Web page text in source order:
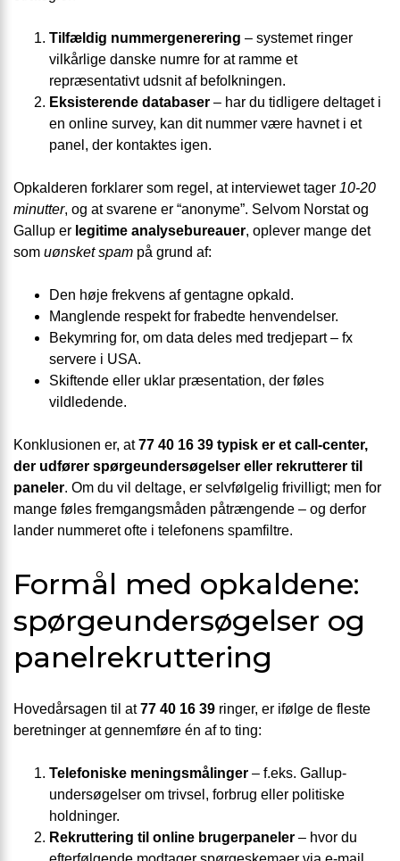
Tilfældig nummergenerering – systemet ringer
vilkårlige danske numre for at ramme et
repræsentativt udsnit af befolkningen.
Eksisterende databaser – har du tidligere deltaget i
en online survey, kan dit nummer være havnet i et
panel, der kontaktes igen.
Opkalderen forklarer som regel, at interviewet tager 10-20
minutter, og at svarene er “anonyme”. Selvom Norstat og
Gallup er legitime analysebureauer, oplever mange det
som uønsket spam på grund af:
Den høje frekvens af gentagne opkald.
Manglende respekt for frabedte henvendelser.
Bekymring for, om data deles med tredjepart – fx
servere i USA.
Skiftende eller uklar præsentation, der føles
vildledende.
Konklusionen er, at77 40 16 39 typisk er et call-center,
der udfører spørgeundersøgelser eller rekrutterer til
paneler. Om du vil deltage, er selvfølgelig frivilligt; men for
mange føles fremgangsmåden påtrængende – og derfor
lander nummeret ofte i telefonens spamfiltre.
Formål med opkaldene:
spørgeundersøgelser og
panelrekruttering
Hovedårsagen til at77 40 16 39 ringer, er ifølge de fleste
beretninger at gennemføre én af to ting:
Telefoniske meningsmålinger – f.eks. Gallup-
undersøgelser om trivsel, forbrug eller politiske
holdninger.
Rekruttering til online brugerpaneler – hvor du